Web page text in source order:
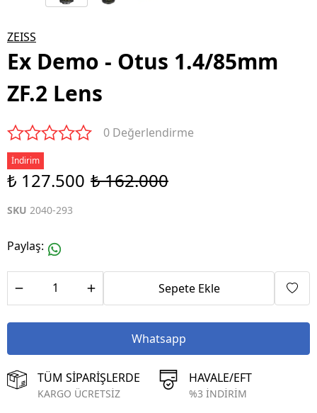
ZEISS
Ex Demo - Otus 1.4/85mm
ZF.2 Lens
0 Değerlendirme
İndirim
₺ 127.500 ₺ 162.000
SKU 2040-293
Paylaş:
Sepete Ekle
Whatsapp
TÜM SİPARİŞLERDE
KARGO ÜCRETSİZ
HAVALE/EFT
%3 İNDİRİM